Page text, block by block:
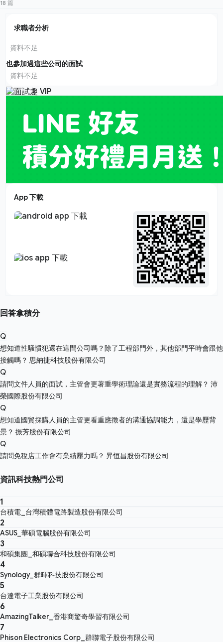
18 篇
求職者分析
資料不足
也參加過這些公司的面試
資料不足
App 下載
回答拿積分
Q
想知道性騷慣犯還在這間公司嗎？除了工程部門外，其他部門平時會跟他
接觸嗎？ 思納捷科技股份有限公司
Q
請問文件人員的面試，主管會更著重學術理論還是實務流程的理解？ 沛
榮國際股份有限公司
Q
想知道國貿採購人員的主管更看重應徵者的溝通協調能力，還是學歷背
景？ 振芳股份有限公司
Q
請問免稅店工作會有業績壓力嗎？ 昇恒昌股份有限公司
資訊科技熱門公司
1
台積電_台灣積體電路製造股份有限公司
2
ASUS_華碩電腦股份有限公司
3
和碩集團_和碩聯合科技股份有限公司
4
Synology_群暉科技股份有限公司
5
台達電子工業股份有限公司
6
AmazingTalker_香港商驚奇學習有限公司
7
Phison Electronics Corp_群聯電子股份有限公司